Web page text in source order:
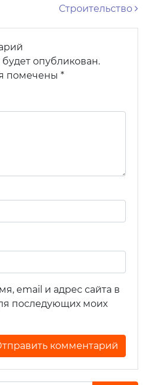
записямСтроительство
опубликован.
помечены *
email и адрес сайта в
последующих моих